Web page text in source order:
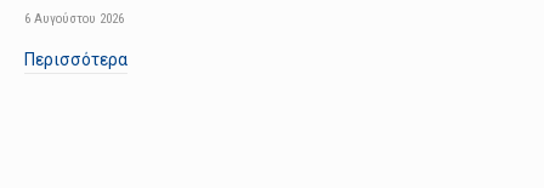
6 Αυγούστου 2026
Περισσότερα